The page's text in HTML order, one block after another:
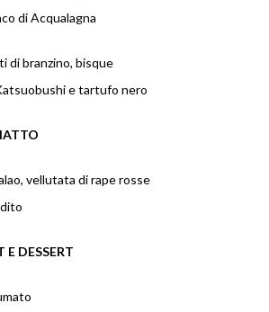
di Acqualagna
di branzino, bisque
e tartufo nero
vellutata di rape rosse
E DESSERT